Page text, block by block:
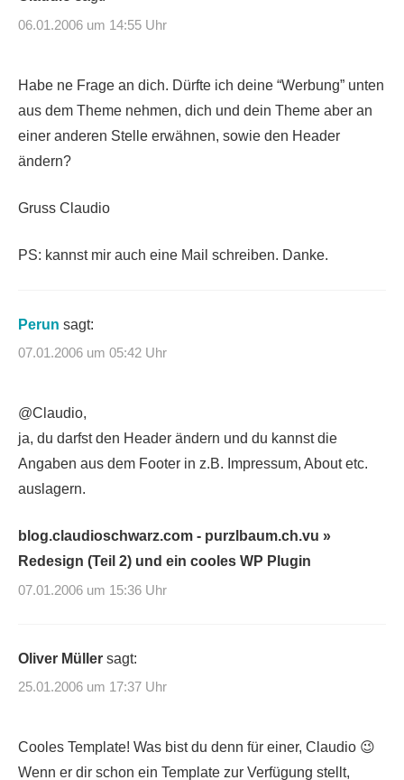
06.01.2006 um 14:55 Uhr
Habe ne Frage an dich. Dürfte ich deine “Werbung” unten
aus dem Theme nehmen, dich und dein Theme aber an
einer anderen Stelle erwähnen, sowie den Header
ändern?
Gruss Claudio
PS: kannst mir auch eine Mail schreiben. Danke.
Perun sagt:
07.01.2006 um 05:42 Uhr
@Claudio,
ja, du darfst den Header ändern und du kannst die
Angaben aus dem Footer in z.B. Impressum, About etc.
auslagern.
blog.claudioschwarz.com - purzlbaum.ch.vu »
Redesign (Teil 2) und ein cooles WP Plugin
07.01.2006 um 15:36 Uhr
Oliver Müller sagt:
25.01.2006 um 17:37 Uhr
Cooles Template! Was bist du denn für einer, Claudio 😉
Wenn er dir schon ein Template zur Verfügung stellt,